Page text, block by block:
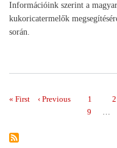
Információink szerint a
kukoricatermelők
során.
Első
« First
Előző
‹ Previous Page
1 2
Page
9